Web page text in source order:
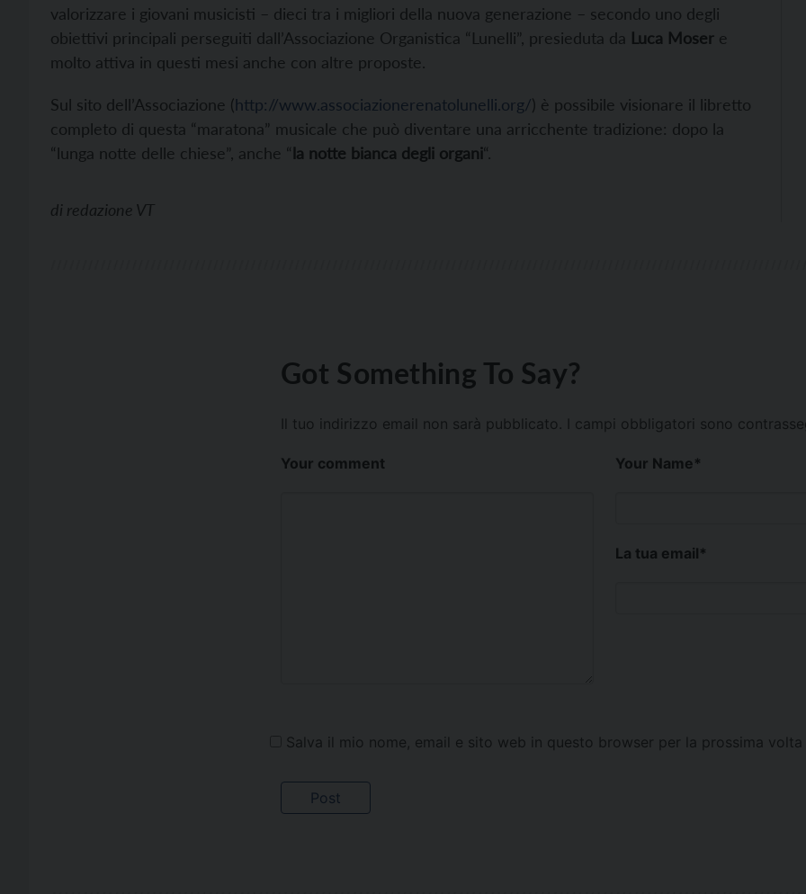
valorizzare i giovani musicisti – dieci tra i migliori della nuova generazione – secondo uno degli
obiettivi principali perseguiti dall’Associazione Organistica “Lunelli”, presieduta da Luca Moser e
molto attiva in questi mesi anche con altre proposte.
Sul sito dell’Associazione (http://www.associazionerenatolunelli.org/) è possibile visionare il libretto
completo di questa “maratona” musicale che può diventare una arricchente tradizione: dopo la
“lunga notte delle chiese”, anche “la notte bianca degli organi“.
di redazione VT
Got Something To Say?
Il tuo indirizzo email non sarà pubblicato. I campi obbligatori sono
Your comment Your Name*
La tua email*
Salva il mio nome, email e sito web in questo browser per la prossima volta